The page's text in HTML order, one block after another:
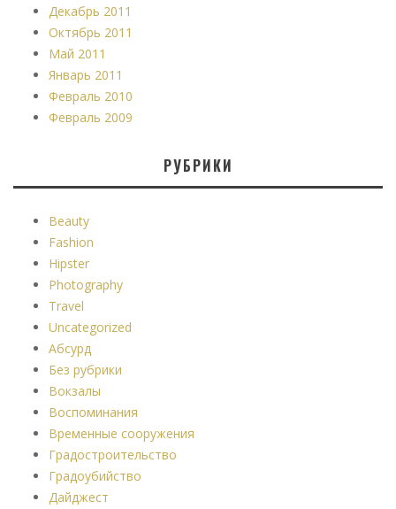
Декабрь 2011
Октябрь 2011
Май 2011
Январь 2011
Февраль 2010
Февраль 2009
РУБРИКИ
Beauty
Fashion
Hipster
Photography
Travel
Uncategorized
Абсурд
Без рубрики
Вокзалы
Воспоминания
Временные сооружения
Градостроительство
Градоубийство
Дайджест